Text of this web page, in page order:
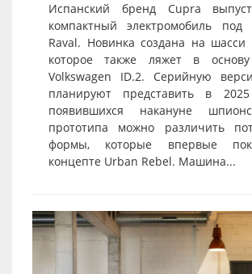
Испанский бренд Cupra
компактный электромобиль под
Raval. Новинка создана на шасси
которое также ляжет в
Volkswagen ID.2. Серийную
планируют представить в
появившихся накануне
прототипа можно различить
формы, которые впервые
концепте Urban Rebel. Машина...